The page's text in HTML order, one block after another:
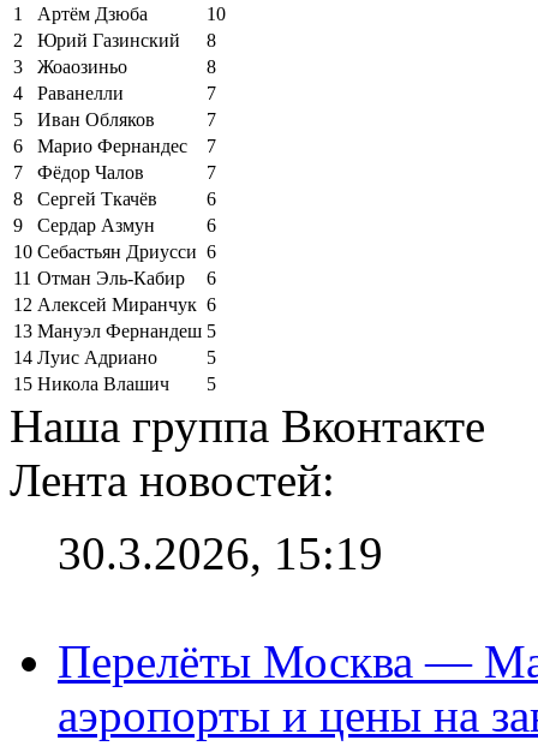
1
Артём Дзюба
10
2
Юрий Газинский
8
3
Жоаозиньо
8
4
Раванелли
7
5
Иван Обляков
7
6
Марио Фернандес
7
7
Фёдор Чалов
7
8
Сергей Ткачёв
6
9
Сердар Азмун
6
10 Себастьян Дриусси 6
11 Отман Эль-Кабир
6
12 Алексей Миранчук 6
13 Мануэл Фернандеш 5
14 Луис Адриано
5
15 Никола Влашич 5
Наша группа Вконтакте
Лента новостей:
30.3.2026, 15:19
Перелёты Москва —
аэропорты и цены на